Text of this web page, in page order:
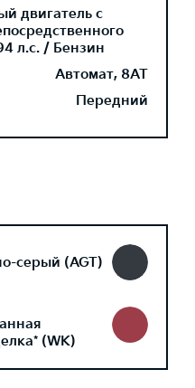
двигатель с
л.с. / Бензин
Автомат, 8AT
Передний
серый (AGT)
(WK)